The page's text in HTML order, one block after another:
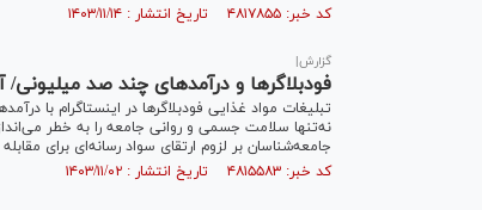
کد خبر: ۴۸۱۷۸۵۵ تاریخ انتشار : ۱۴۰۳/۱۱/۱۴
گزارش|
فودبلاگرها و درآمدهای چند صد میلیونی/
تبلیغات مواد غذایی فودبلاگرها در اینستاگرام با
نه‌تنها سلامت جسمی و روانی جامعه را به خطر
جامعه‌شناسان بر لزوم ارتقای سواد رسانه‌ای برای مقابله
کد خبر: ۴۸۱۵۵۸۳ تاریخ انتشار : ۱۴۰۳/۱۱/۰۲